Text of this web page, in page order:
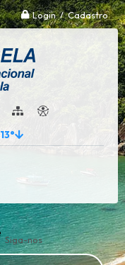
Login / Cadastro
13°
Siga-nos